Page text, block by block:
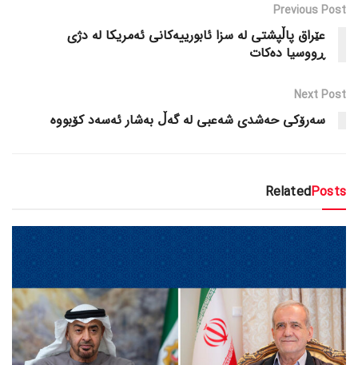
Previous Post
عێراق پاڵپشتی لە سزا ئابورییەکانی ئەمریکا لە دژی
ڕووسیا دەکات
Next Post
سەرۆکی حەشدی شەعبی لە گەڵ بەشار ئەسەد کۆبووە
RelatedPosts